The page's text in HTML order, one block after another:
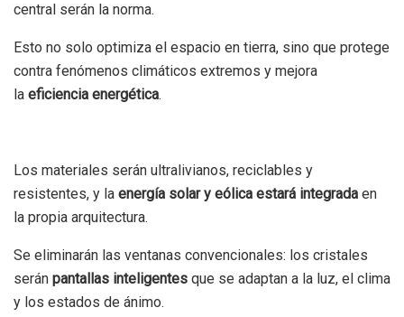
central serán la norma.
Esto no solo optimiza el espacio en tierra, sino que protege
contra fenómenos climáticos extremos y mejora
la eficiencia energética.
Los materiales serán ultralivianos, reciclables y
resistentes, y la energía solar y eólica estará integrada en
la propia arquitectura.
Se eliminarán las ventanas convencionales: los cristales
serán pantallas inteligentes que se adaptan a la luz, el clima
y los estados de ánimo.